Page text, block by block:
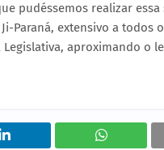
pudéssemos realizar
Paraná, extensivo a todos
aproximando o